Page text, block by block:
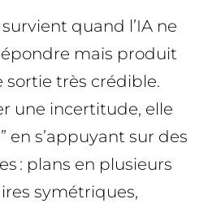
quand l’IA ne
mais produit
très crédible.
une incertitude, elle
en s’appuyant sur des
: plans en plusieurs
symétriques,